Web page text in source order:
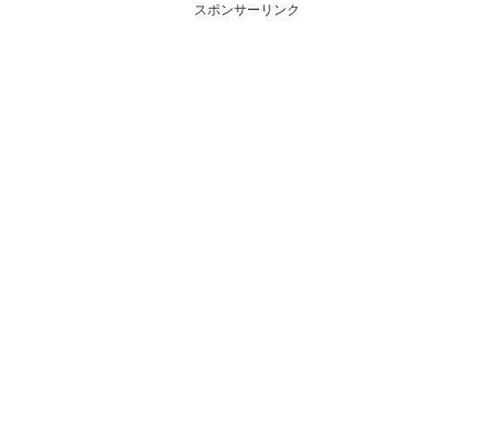
スポンサーリンク